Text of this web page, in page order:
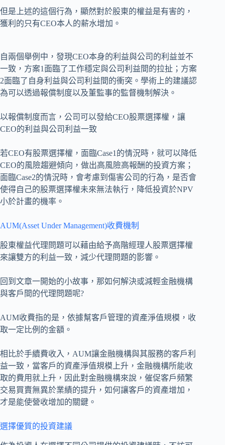
但是上述的這個行為，顯然對於股東的權益是有害的，
獲利的只有CEO本人的薪水增加。
自兩個舉例中，發現CEO本身的利益與公司的利益並不
一致，方案1面臨了工作穩定與公司利益間的拉扯；方案
2面臨了自身利益與公司利益間的衝突。學術上的建議認
為可以透過報償制度以及董監事的監督機制解決。
以報償制度而言，公司可以發給CEO股票選擇權，讓
CEO的利益與公司利益一致
若CEO有股票選擇權，面臨Case1的情況時，就可以降低
CEO的風險趨避傾向，做出高風險高報酬的投資方案；
面臨Case2的情況時，會考慮到傷害公司的行為，是否會
使得自己的股票選擇權未來無法執行，降低投資於NPV
小於計畫的機率。
AUM(Asset Under Management)收費機制
股東權益代理問題可以藉由給予高階經理人股票選擇權
來讓雙方的利益一致，減少代理問題的影響。
回到文章一開始的小故事，那如何解決或減輕金融機構
與客戶間的代理問題呢?
AUM收費指的是，依據幫客戶管理的資產淨值規模，收
取一定比例的金額。
相比於手續費收入，AUM讓金融機構與其服務的客戶利
益一致，當客戶的資產淨值規模上升，金融機構所能收
取的費用就上升，因此對金融機構來說，催促客戶頻繁
交易買賣無異於業績的提升，如何讓客戶的資產增加，
才是能使營收增加的關鍵。
選擇優質的投資建議